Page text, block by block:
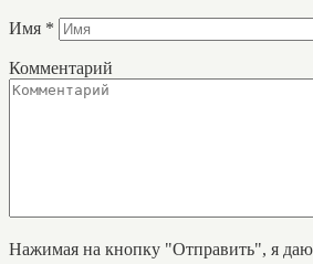
Имя *
Комментарий
Нажимая на кнопку "Отправить", я даю